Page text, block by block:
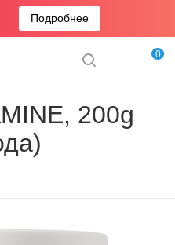
Подробнее
0
200g